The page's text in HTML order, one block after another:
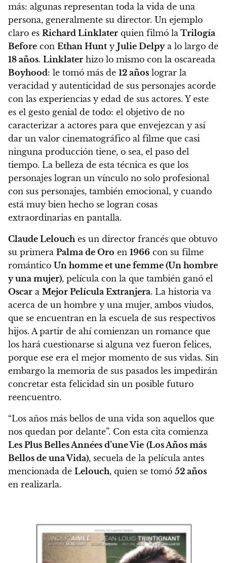
más: algunas representan toda la vida de una
persona, generalmente su director. Un ejemplo
claro es Richard Linklater quien filmó la Trilogía
Before con Ethan Hunt y Julie Delpya lo largo de
18 años. Linklater hizo lo mismo con la oscareada
Boyhood: le tomó más de 12 años lograr la
veracidad y autenticidad de sus personajes acorde
con las experiencias y edad de sus actores. Y este
es el gesto genial de todo: el objetivo de no
caracterizar a actores para que envejezcan y así
dar un valor cinematográfico al filme que casi
ninguna producción tiene, o sea, el paso del
tiempo. La belleza de esta técnica es que los
personajes logran un vínculo no solo profesional
con sus personajes, también emocional, y cuando
está muy bien hecho se logran cosas
extraordinarias en pantalla.
Claude Lelouch es un director francés que obtuvo
su primera Palma de Oro en 1966 con su filme
romántico Un homme et une femme (Un hombre
y una mujer), película con la que también ganó el
Oscar a Mejor Película Extranjera. La historia va
acerca de un hombre y una mujer, ambos viudos,
que se encuentran en la escuela de sus respectivos
hijos. A partir de ahí comienzan un romance que
los hará cuestionarse si alguna vez fueron felices,
porque ese era el mejor momento de sus vidas. Sin
embargo la memoria de sus pasados les impedirán
concretar esta felicidad sin un posible futuro
reencuentro.
“Los años más bellos de una vida son aquellos que
nos quedan por delante”. Con esta cita comienza
Les Plus Belles Années d’une Vie (Los Años más
Bellos de una Vida), secuela de la película antes
mencionada de Lelouch, quien se tomó 52 años
en realizarla.